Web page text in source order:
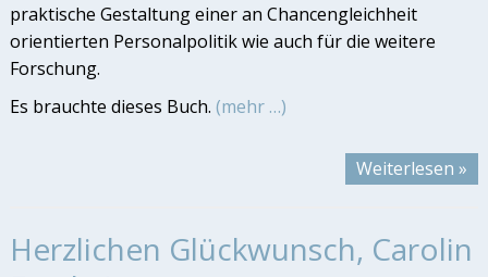
praktische Gestaltung einer an Chancengleichheit
orientierten Personalpolitik wie auch für die weitere
Forschung.
Es brauchte dieses Buch. (mehr …)
Weiterlesen »
Herzlichen Glückwunsch, Carolin